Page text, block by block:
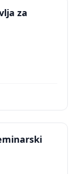
za